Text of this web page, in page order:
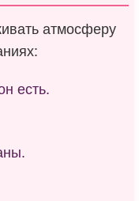
атмосферу
есть.